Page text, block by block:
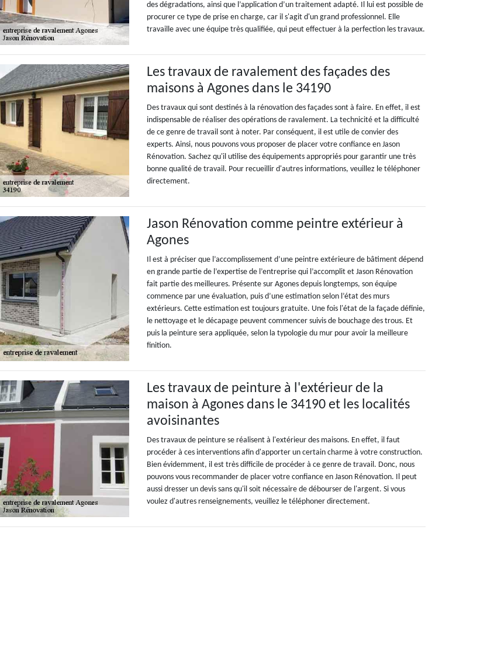
des dégradations, ainsi que l’application d’un traitement adapté. Il lui est possible de
procurer ce type de prise en charge, car il s'agit d'un grand professionnel. Elle
travaille avec une équipe très qualifiée, qui peut effectuer à la perfection les travaux.
Les travaux de ravalement des façades des
maisons à Agones dans le 34190
Des travaux qui sont destinés à la rénovation des façades sont à faire. En effet, il est
indispensable de réaliser des opérations de ravalement. La technicité et la difficulté
de ce genre de travail sont à noter. Par conséquent, il est utile de convier des
experts. Ainsi, nous pouvons vous proposer de placer votre confiance en Jason
Rénovation. Sachez qu'il utilise des équipements appropriés pour garantir une très
bonne qualité de travail. Pour recueillir d'autres informations, veuillez le téléphoner
directement.
Jason Rénovation comme peintre extérieur à
Agones
Il est à préciser que l’accomplissement d’une peintre extérieure de bâtiment dépend
en grande partie de l’expertise de l’entreprise qui l’accomplit et Jason Rénovation
fait partie des meilleures. Présente sur Agones depuis longtemps, son équipe
commence par une évaluation, puis d’une estimation selon l’état des murs
extérieurs. Cette estimation est toujours gratuite. Une fois l'état de la façade définie,
le nettoyage et le décapage peuvent commencer suivis de bouchage des trous. Et
puis la peinture sera appliquée, selon la typologie du mur pour avoir la meilleure
finition.
Les travaux de peinture à l'extérieur de la
maison à Agones dans le 34190 et les localités
avoisinantes
Des travaux de peinture se réalisent à l'extérieur des maisons. En effet, il faut
procéder à ces interventions afin d'apporter un certain charme à votre construction.
Bien évidemment, il est très difficile de procéder à ce genre de travail. Donc, nous
pouvons vous recommander de placer votre confiance en Jason Rénovation. Il peut
aussi dresser un devis sans qu'il soit nécessaire de débourser de l'argent. Si vous
voulez d'autres renseignements, veuillez le téléphoner directement.